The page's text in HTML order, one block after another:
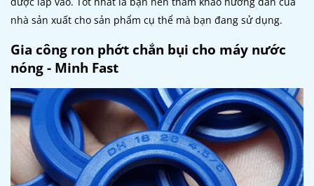
nhà sản xuất cho sản phẩm cụ thể mà bạn đang sử dụng.
Gia công ron phớt chắn bụi cho máy nước
nóng - Minh Fast